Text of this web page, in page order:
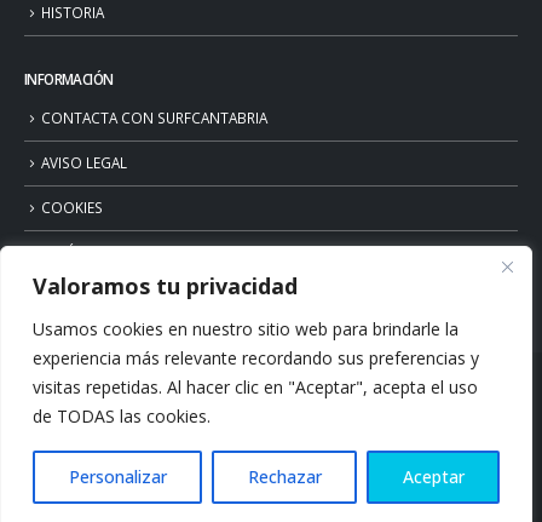
Valoramos tu privacidad
Usamos cookies en nuestro sitio web para brindarle la
experiencia más relevante recordando sus preferencias y
visitas repetidas. Al hacer clic en "Aceptar", acepta el uso
de TODAS las cookies.
Personalizar Rechazar Aceptar
HISTORIA
INFORMACIÓN
CONTACTA CON SURFCANTABRIA
AVISO LEGAL
COOKIES
POLÍTICA DE PRIVACIDAD
© Copyright 2026. Surfcantabria.com. All Rights Reserved.